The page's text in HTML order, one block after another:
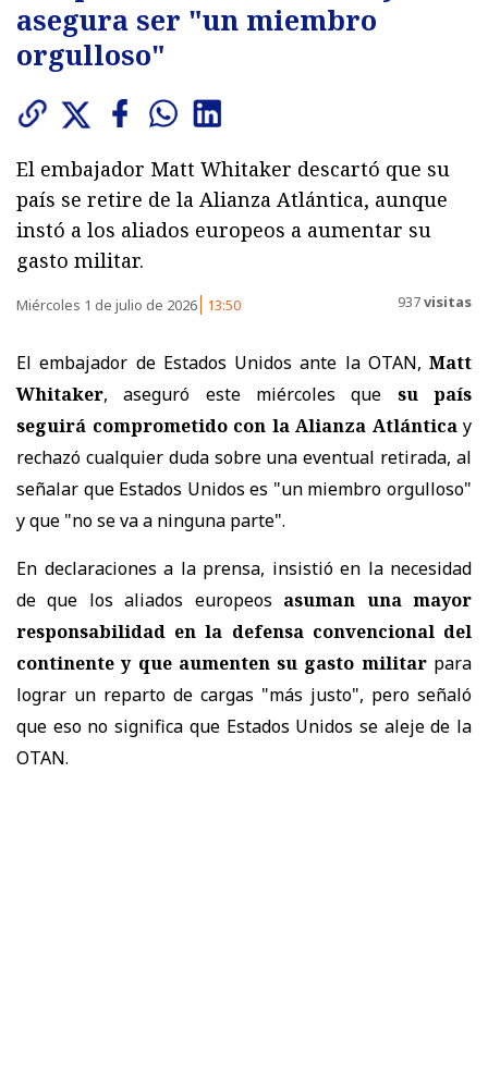
asegura ser "un miembro
orgulloso"
El embajador Matt Whitaker descartó que su
país se retire de la Alianza Atlántica, aunque
instó a los aliados europeos a aumentar su
gasto militar.
Miércoles 1 de julio de 2026 13:50 937visitas
El embajador de Estados Unidos ante la OTAN, Matt
Whitaker, aseguró este miércoles que su país
seguirá comprometido con la Alianza Atlánticay
rechazó cualquier duda sobre una eventual retirada, al
señalar que Estados Unidos es "un miembro orgulloso"
y que "no se va a ninguna parte".
En declaraciones a la prensa, insistió en la necesidad
de que los aliados europeos asuman una mayor
responsabilidad en la defensa convencional del
continente y que aumenten su gasto militarpara
lograr un reparto de cargas "más justo", pero señaló
que eso no significa que Estados Unidos se aleje de la
OTAN.